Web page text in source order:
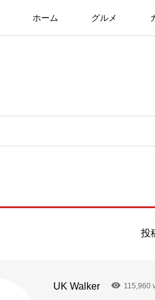
ホーム グルメ
投
UK Walker 115,960